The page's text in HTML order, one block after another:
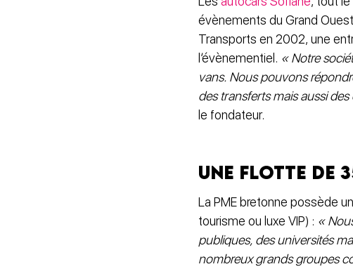
évènements du Grand
Transports en 2002, une
l’évènementiel. « Notre
vans. Nous pouvons
des transferts mais aussi
le fondateur.
Une flotte de
La PME bretonne possède
tourisme ou luxe VIP) : «
publiques, des universités
nombreux grands groupes